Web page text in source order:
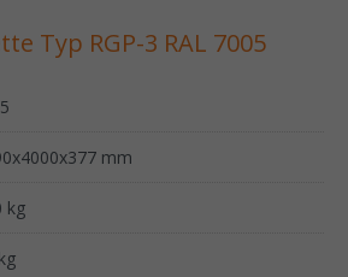
Typ RGP-3 RAL 7005
mm
kg